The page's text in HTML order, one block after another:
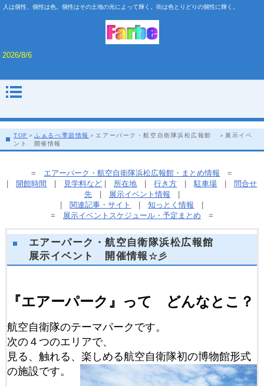
人は個性、個性は色。個性はその土地の光によって輝く。街は色とりどりの個性に輝く。
2026/8/6
TOP ＞ ふぁるべ季節情報 ＞エアーパーク・航空自衛隊浜松広報館 ＞展示イベ
ント 開催情報
= エアーパーク・航空自衛隊浜松広報館・まとめ情報 =
|開館時間 | 見学料など | 所在地 |行き方 |駐車場 |問合せ
先| 展示イベント情報 |
|関連記事・サイト |知っとく情報 |
=
展示イベントスケジュール・予定まとめ =
エアーパーク・航空自衛隊浜松広報館
展示イベント 開催情報☆彡
『エアーパーク』って どんなとこ？
航空自衛隊のテーマパークです。
次の４つのエリアで、
見る、触れる、楽しめる航空自衛隊初の博物館形式
の施設です。